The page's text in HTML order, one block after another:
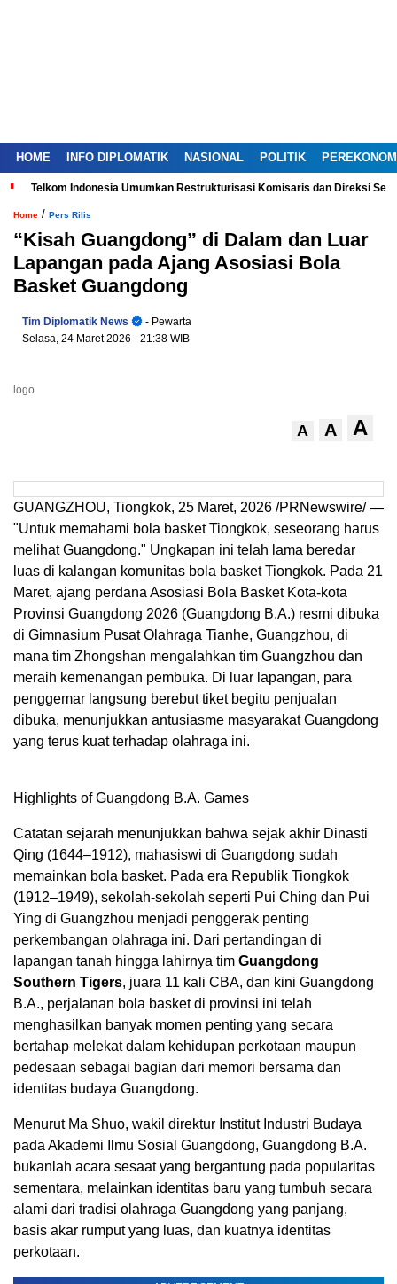
HOME INFO DIPLOMATIK NASIONAL POLITIK
Telkom Indonesia Umumkan Restrukturisasi Komisaris dan Direksi
Home / Pers Rilis
“Kisah Guangdong” di Dalam dan Luar
Lapangan pada Ajang Asosiasi Bola
Basket Guangdong
Tim Diplomatik News
- Pewarta
Selasa, 24 Maret 2026 - 21:38 WIB
logo
A A A
GUANGZHOU, Tiongkok, 25 Maret, 2026 /PRNewswire/ —
"Untuk memahami bola basket Tiongkok, seseorang harus
melihat Guangdong." Ungkapan ini telah lama beredar
luas di kalangan komunitas bola basket Tiongkok. Pada 21
Maret, ajang perdana Asosiasi Bola Basket Kota-kota
Provinsi Guangdong 2026 (Guangdong B.A.) resmi dibuka
di Gimnasium Pusat Olahraga Tianhe, Guangzhou, di
mana tim Zhongshan mengalahkan tim Guangzhou dan
meraih kemenangan pembuka. Di luar lapangan, para
penggemar langsung berebut tiket begitu penjualan
dibuka, menunjukkan antusiasme masyarakat Guangdong
yang terus kuat terhadap olahraga ini.
Highlights of Guangdong B.A. Games
Catatan sejarah menunjukkan bahwa sejak akhir Dinasti
Qing (1644–1912), mahasiswi di Guangdong sudah
memainkan bola basket. Pada era Republik Tiongkok
(1912–1949), sekolah-sekolah seperti Pui Ching dan Pui
Ying di Guangzhou menjadi penggerak penting
perkembangan olahraga ini. Dari pertandingan di
lapangan tanah hingga lahirnya tim Guangdong
Southern Tigers, juara 11 kali CBA, dan kini Guangdong
B.A., perjalanan bola basket di provinsi ini telah
menghasilkan banyak momen penting yang secara
bertahap melekat dalam kehidupan perkotaan maupun
pedesaan sebagai bagian dari memori bersama dan
identitas budaya Guangdong.
Menurut Ma Shuo, wakil direktur Institut Industri Budaya
pada Akademi Ilmu Sosial Guangdong, Guangdong B.A.
bukanlah acara sesaat yang bergantung pada popularitas
sementara, melainkan identitas baru yang tumbuh secara
alami dari tradisi olahraga Guangdong yang panjang,
basis akar rumput yang luas, dan kuatnya identitas
perkotaan.